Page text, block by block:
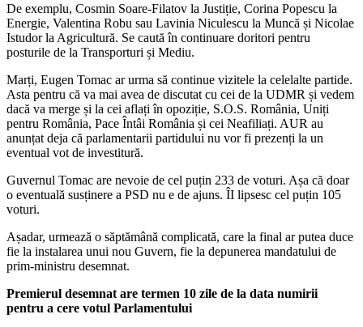
De exemplu, Cosmin Soare-Filatov la Justiție, Corina Popescu la
Energie, Valentina Robu sau Lavinia Niculescu la Muncă și Nicolae
Istudor la Agricultură. Se caută în continuare doritori pentru
posturile de la Transporturi și Mediu.
Marți, Eugen Tomac ar urma să continue vizitele la celelalte partide.
Asta pentru că va mai avea de discutat cu cei de la UDMR și vedem
dacă va merge și la cei aflați în opoziție, S.O.S. România, Uniți
pentru România, Pace Întâi România și cei Neafiliați. AUR au
anunțat deja că parlamentarii partidului nu vor fi prezenți la un
eventual vot de investitură.
Guvernul Tomac are nevoie de cel puțin 233 de voturi. Așa că doar
o eventuală susținere a PSD nu e de ajuns. ÎI lipsesc cel puțin 105
voturi.
Așadar, urmează o săptămână complicată, care la final ar putea duce
fie la instalarea unui nou Guvern, fie la depunerea mandatului de
prim-ministru desemnat.
Premierul desemnat are termen 10 zile de la data numirii
pentru a cere votul Parlamentului